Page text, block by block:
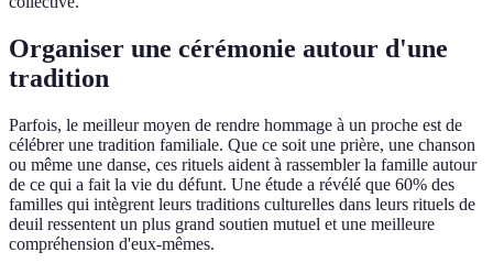
Organiser une cérémonie autour d'une
tradition
Parfois, le meilleur moyen de rendre hommage à un proche est de
célébrer une tradition familiale. Que ce soit une prière, une chanson
ou même une danse, ces rituels aident à rassembler la famille autour
de ce qui a fait la vie du défunt. Une étude a révélé que 60% des
familles qui intègrent leurs traditions culturelles dans leurs rituels de
deuil ressentent un plus grand soutien mutuel et une meilleure
compréhension d'eux-mêmes.